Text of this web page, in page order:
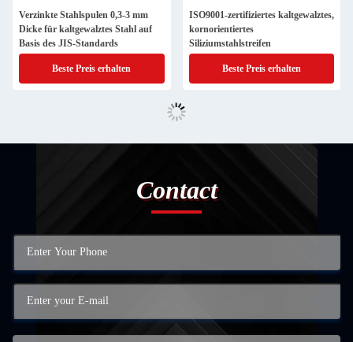
Verzinkte Stahlspulen 0,3-3 mm
Dicke für kaltgewalztes Stahl auf
Basis des JIS-Standards
Beste Preis erhalten
ISO9001-zertifiziertes kaltgewalztes,
kornorientiertes
Siliziumstahlstreifen
Beste Preis erhalten
Contact